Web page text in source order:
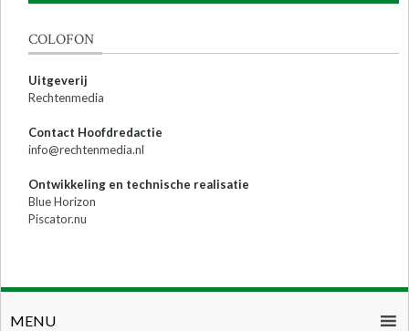
COLOFON
Uitgeverij
Rechtenmedia
Contact Hoofdredactie
info@rechtenmedia.nl
Ontwikkeling en technische realisatie
Blue Horizon
Piscator.nu
MENU